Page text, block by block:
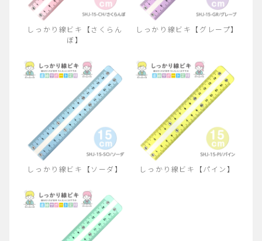
しっかり線ビキ【さくらん
ぼ】
しっかり線ビキ【グレープ】
しっかり線ビキ【ソーダ】 しっかり線ビキ【パイン】